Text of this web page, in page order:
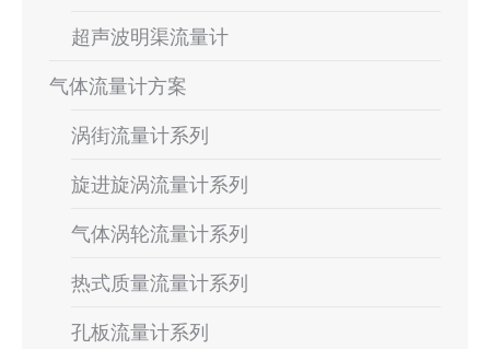
超声波明渠流量计
气体流量计方案
涡街流量计系列
旋进旋涡流量计系列
气体涡轮流量计系列
热式质量流量计系列
孔板流量计系列